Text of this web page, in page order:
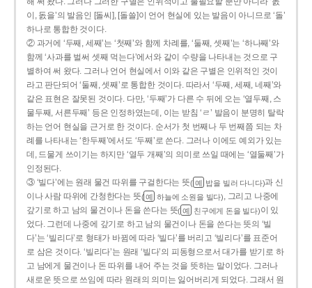
이, 돐을’의 발음인 [돌씨], [돌쓸]이 언어 현실에 있는 발음이 아니므로 ‘돌’
하나로 통합한 것이다.
② 과거에 ‘두째, 세째’는 ‘첫째’와 함께 차례를, ‘둘째, 셋째’는 ‘하나째’와
함께 ‘사과를 벌써 셋째 먹는다’에서와 같이 수량을 나타내는 것으로 구
별하여 써 왔다. 그러나 언어 현실에서 이와 같은 구별은 인위적인 것이
라고 판단되어 ‘둘째, 셋째’로 통합한 것이다. 따라서 ‘두째, 세째, 네째’와
같은 표현은 잘못된 것이다. 다만, ‘두째’가 다른 수 뒤에 오는 ‘열두째, 스
물두째, 서른두째’ 등은 인정하였는데, 이는 받침 ‘ㄹ’ 발음이 분명히 탈락
하는 언어 현실을 근거로 한 것이다. 순서가 첫 번째나 두 번째쯤 되는 차
례를 나타내는 ‘한두째’에서도 ‘두째’로 쓴다. 그러나 이에도 예외가 있는
데, 드물게 쓰이기는 하지만 ‘열두 개째’의 의미로 쓰일 때에는 ‘열둘째’가
인정된다.
③ ‘빌다’에는 원래 물건 따위를 구걸한다는 뜻( 예 밥을 빌러 다니다)과 신
이나 사람 따위에 간청한다는 뜻( 예 하늘에 소원을 빌다), 그리고 나중에
갚기로 하고 남의 물건이나 돈을 쓴다는 뜻( 예 친구에게 돈을 빌다)이 있
었다. 그런데 나중에 갚기로 하고 남의 물건이나 돈을 쓴다는 뜻의 ‘빌
다’는 ‘빌리다’로 형태가 바뀜에 따라 ‘빌다’를 버리고 ‘빌리다’를 표준어
로 삼은 것이다. ‘빌리다’는 원래 ‘빌다’의 피동형으로서 대가를 받기로 하
고 남에게 물건이나 돈 따위를 내어 주는 것을 뜻하는 말이었다. 그러나
새로운 뜻으로 쓰임에 따라 원래의 의미는 잃어버리게 되었다. 그래서 원